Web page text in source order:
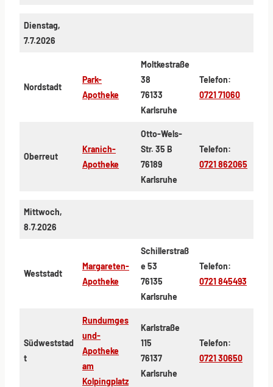
Dienstag,
7.7.2026
Nordstadt
Park-
Apotheke
Moltkestraße
38
76133
Karlsruhe
Telefon:
0721 71060
Oberreut
Kranich-
Apotheke
Otto-Wels-
Str. 35 B
76189
Karlsruhe
Telefon:
0721 862065
Mittwoch,
8.7.2026
Weststadt
Margareten-
Apotheke
Schillerstraß
e 53
76135
Karlsruhe
Telefon:
0721 845493
Südweststad
t
Rundumges
und-
Apotheke
am
Kolpingplatz
Karlstraße
115
76137
Karlsruhe
Telefon:
0721 30650